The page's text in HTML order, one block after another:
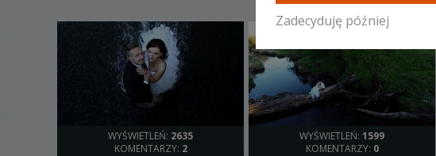
WYŚWIETLEŃ: 2635
KOMENTARZY: 2
WYŚWIETLEŃ: 1599
KOMENTARZY: 0
Zadecyduję później